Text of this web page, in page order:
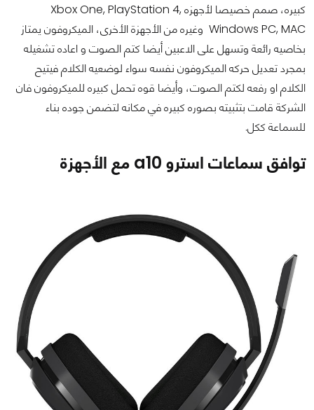
كبيره، صمم خصيصا لأجهزه Xbox One, PlayStation 4,
Windows PC, MAC وغيره من الأجهزة الأخرى، الميكروفون يمتاز
بخاصيه رائعة وتسهل على الاعبين أيضا كتم الصوت و اعاده تشغيله
بمجرد تعديل حركه الميكروفون نفسه سواء لوضعيه الكلام فيتيح
الكلام او رفعه لكتم الصوت، وأيضا قوه تحمل كبيره للميكروفون فان
الشركة قامت بتثبيته بصوره كبيره في مكانه لتضمن جوده بناء
للسماعة ككل.
توافق سماعات استرو a10 مع الأجهزة